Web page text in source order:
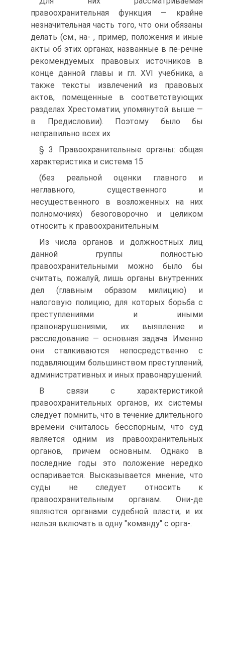
правоохранительная функция — крайне
незначительная часть того, что они обязаны
делать (см., на- , пример, положения и иные
акты об этих органах, названные в пе-речне
рекомендуемых правовых источников в
конце данной главы и гл. XVI учебника, а
также тексты извлечений из правовых
актов, помещенные в соответствующих
разделах Хрестоматии, упомянутой выше —
в Предисловии). Поэтому было бы
неправильно всех их
§ 3. Правоохранительные органы: общая
характеристика и система 15
(без реальной оценки главного и
неглавного, существенного и
несущественного в возложенных на них
полномочиях) безоговорочно и целиком
относить к правоохранительным.
Из числа органов и должностных лиц
данной группы полностью
правоохранительными можно было бы
считать, пожалуй, лишь органы внутренних
дел (главным образом милицию) и
налоговую полицию, для которых борьба с
преступлениями и иными
правонарушениями, их выявление и
расследование — основная задача. Именно
они сталкиваются непосредственно с
подавляющим большинством преступлений,
административных и иных правонарушений.
В связи с характеристикой
правоохранительных органов, их системы
следует помнить, что в течение длительного
времени считалось бесспорным, что суд
является одним из правоохранительных
органов, причем основным. Однако в
последние годы это положение нередко
оспаривается. Высказывается мнение, что
суды не следует относить к
правоохранительным органам. Они-де
являются органами судебной власти, и их
нельзя включать в одну "команду" с орга-.